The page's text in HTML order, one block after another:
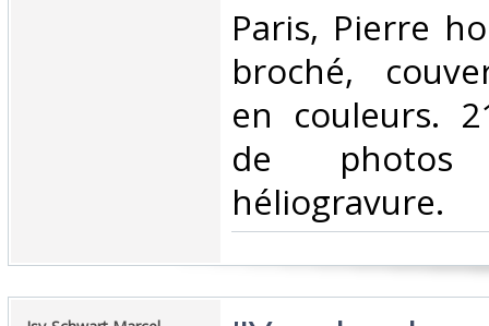
‎Paris, Pierre
broché,
en couleurs.
de
héliogravure. ‎